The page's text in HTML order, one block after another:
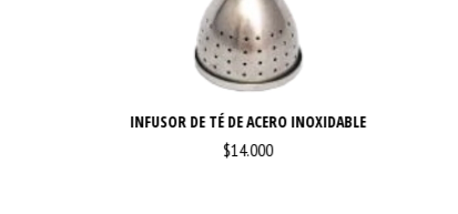
INFUSOR DE TÉ DE ACERO INOXIDABLE
$14.000